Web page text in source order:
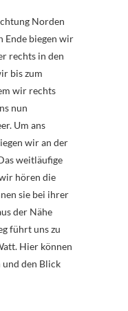
Norden
Ende biegen wir
rechts in den
bis zum
wir rechts
nun
Um ans
wir an der
weitläufige
hören die
sie bei ihrer
der Nähe
führt uns zu
Hier können
und den Blick